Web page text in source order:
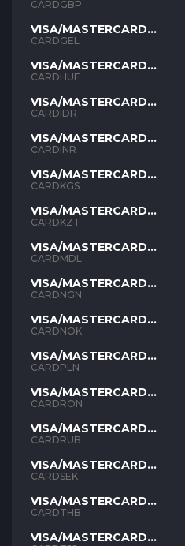
GBP
CARDGBP
VISA/MASTERCARD
GEL
CARDGEL
VISA/MASTERCARD
HUF
CARDHUF
VISA/MASTERCARD
IDR
CARDIDR
VISA/MASTERCARD
INR
CARDINR
VISA/MASTERCARD
KGS
CARDKGS
VISA/MASTERCARD
KZT
CARDKZT
VISA/MASTERCARD
MDL
CARDMDL
VISA/MASTERCARD
NGN
CARDNGN
VISA/MASTERCARD
NOK
CARDNOK
VISA/MASTERCARD
PLN
CARDPLN
VISA/MASTERCARD
RON
CARDRON
VISA/MASTERCARD
RUB
CARDRUB
VISA/MASTERCARD
SEK
CARDSEK
VISA/MASTERCARD
THB
CARDTHB
VISA/MASTERCARD